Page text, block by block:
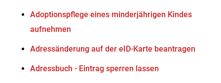
Adoptionspflege eines minderjährigen Kindes
aufnehmen
Adressänderung auf der eID-Karte beantragen
Adressbuch - Eintrag sperren lassen